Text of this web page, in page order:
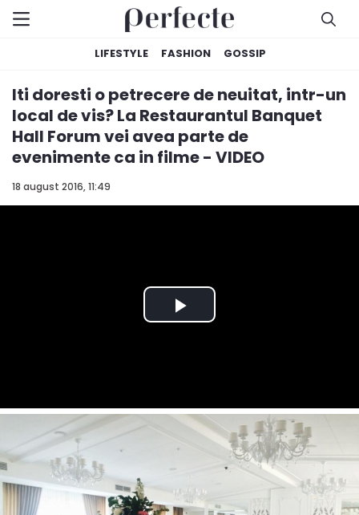
LIFESTYLE FASHION GOSSIP
18 august 2016, 11:49
Iti doresti o petrecere de neuitat, intr-un
local de vis? La Restaurantul Banquet
Hall Forum vei avea parte de
evenimente ca in filme - VIDEO